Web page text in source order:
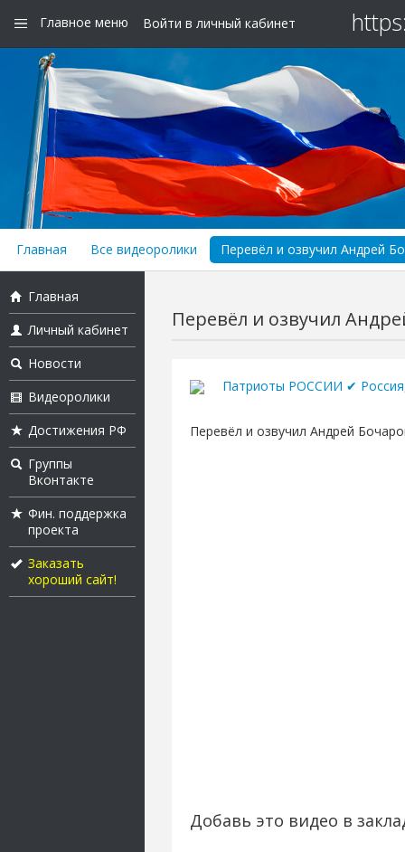
Главное меню Войти в личный кабинет
Главная Все видеоролики Перевёл и озвучил Андрей
Главная
Личный кабинет
Новости
Видеоролики
Достижения РФ
Группы
Вконтакте
Фин. поддержка
проекта
Заказать
хороший сайт!
Перевёл и озвучил
Патриоты РОССИИ ✔
Перевёл и озвучил Андрей
Добавь это видео в